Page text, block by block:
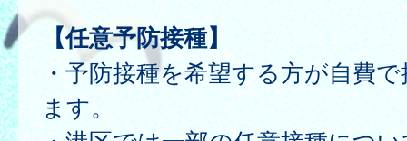
【任意予防接種】
・予防接種を希望する方が自費
ます。